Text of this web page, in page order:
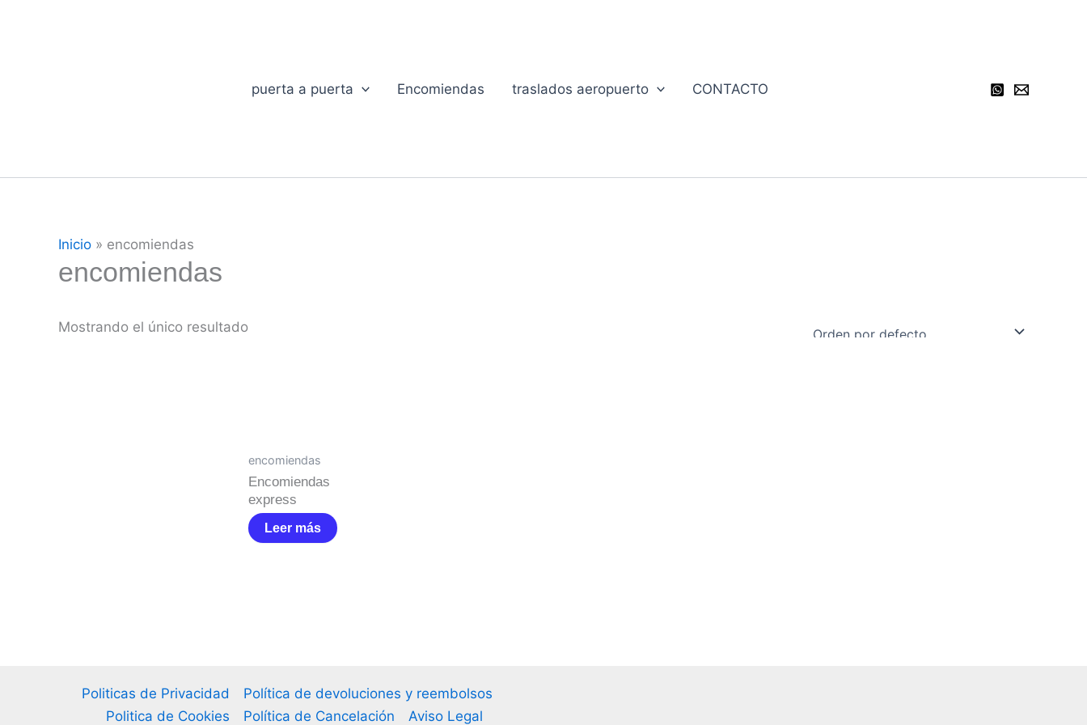
puerta a puerta Encomiendas traslados aeropuerto CONTACTO
Inicio » encomiendas
encomiendas
Mostrando el único resultado
encomiendas
Encomiendas
express
Leer más
Politicas de Privacidad
Política de devoluciones y reembolsos
Politica de Cookies
Política de Cancelación Aviso Legal